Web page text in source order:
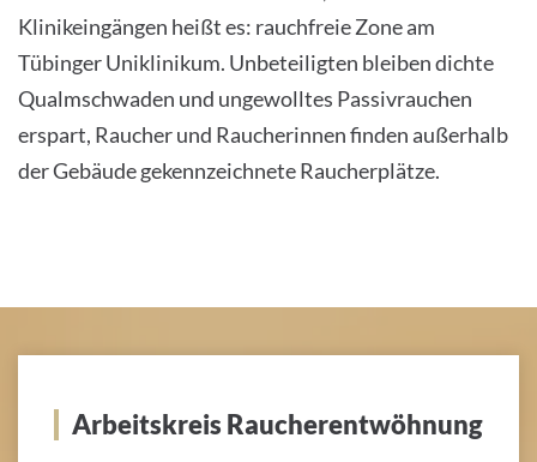
Klinikeingängen heißt es: rauchfreie Zone am
Tübinger Uniklinikum. Unbeteiligten bleiben dichte
Qualmschwaden und ungewolltes Passivrauchen
erspart, Raucher und Raucherinnen finden außerhalb
der Gebäude gekennzeichnete Raucherplätze.
Arbeitskreis Raucherentwöhnung